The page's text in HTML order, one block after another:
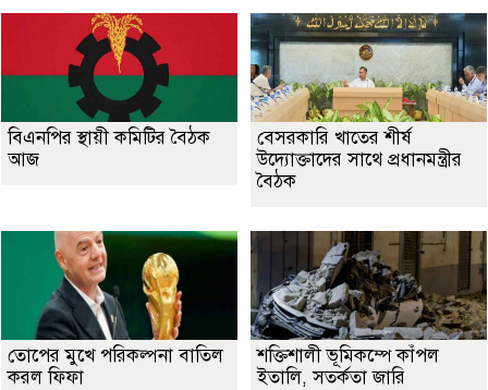
বিএনপির স্থায়ী কমিটির বৈঠক
আজ
বেসরকারি খাতের শীর্ষ
উদ্যোক্তাদের সাথে প্রধানমন্ত্রীর
বৈঠক
তোপের মুখে পরিকল্পনা বাতিল
করল ফিফা
শক্তিশালী ভূমিকম্পে কাঁপল
ইতালি, সতর্কতা জারি